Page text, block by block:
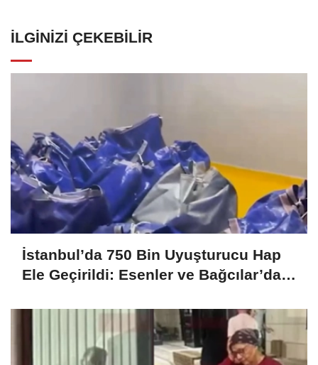
İLGINIZI ÇEKEBILIR
İstanbul’da 750 Bin Uyuşturucu Hap
Ele Geçirildi: Esenler ve Bağcılar’da